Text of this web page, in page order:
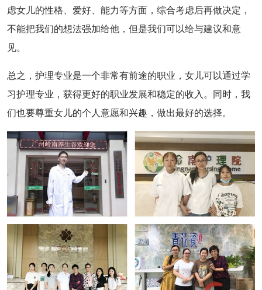
虑女儿的性格、爱好、能力等方面，综合考虑后再做决定，
不能把我们的想法强加给他，但是我们可以给与建议和意
见。
总之，护理专业是一个非常有前途的职业，女儿可以通过学
习护理专业，获得更好的职业发展和稳定的收入。同时，我
们也要尊重女儿的个人意愿和兴趣，做出最好的选择。